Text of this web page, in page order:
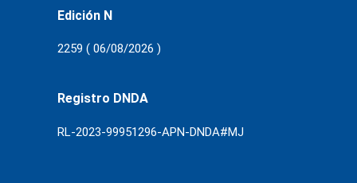
Edición N
2259 ( 06/08/2026 )
Registro DNDA
RL-2023-99951296-APN-DNDA#MJ